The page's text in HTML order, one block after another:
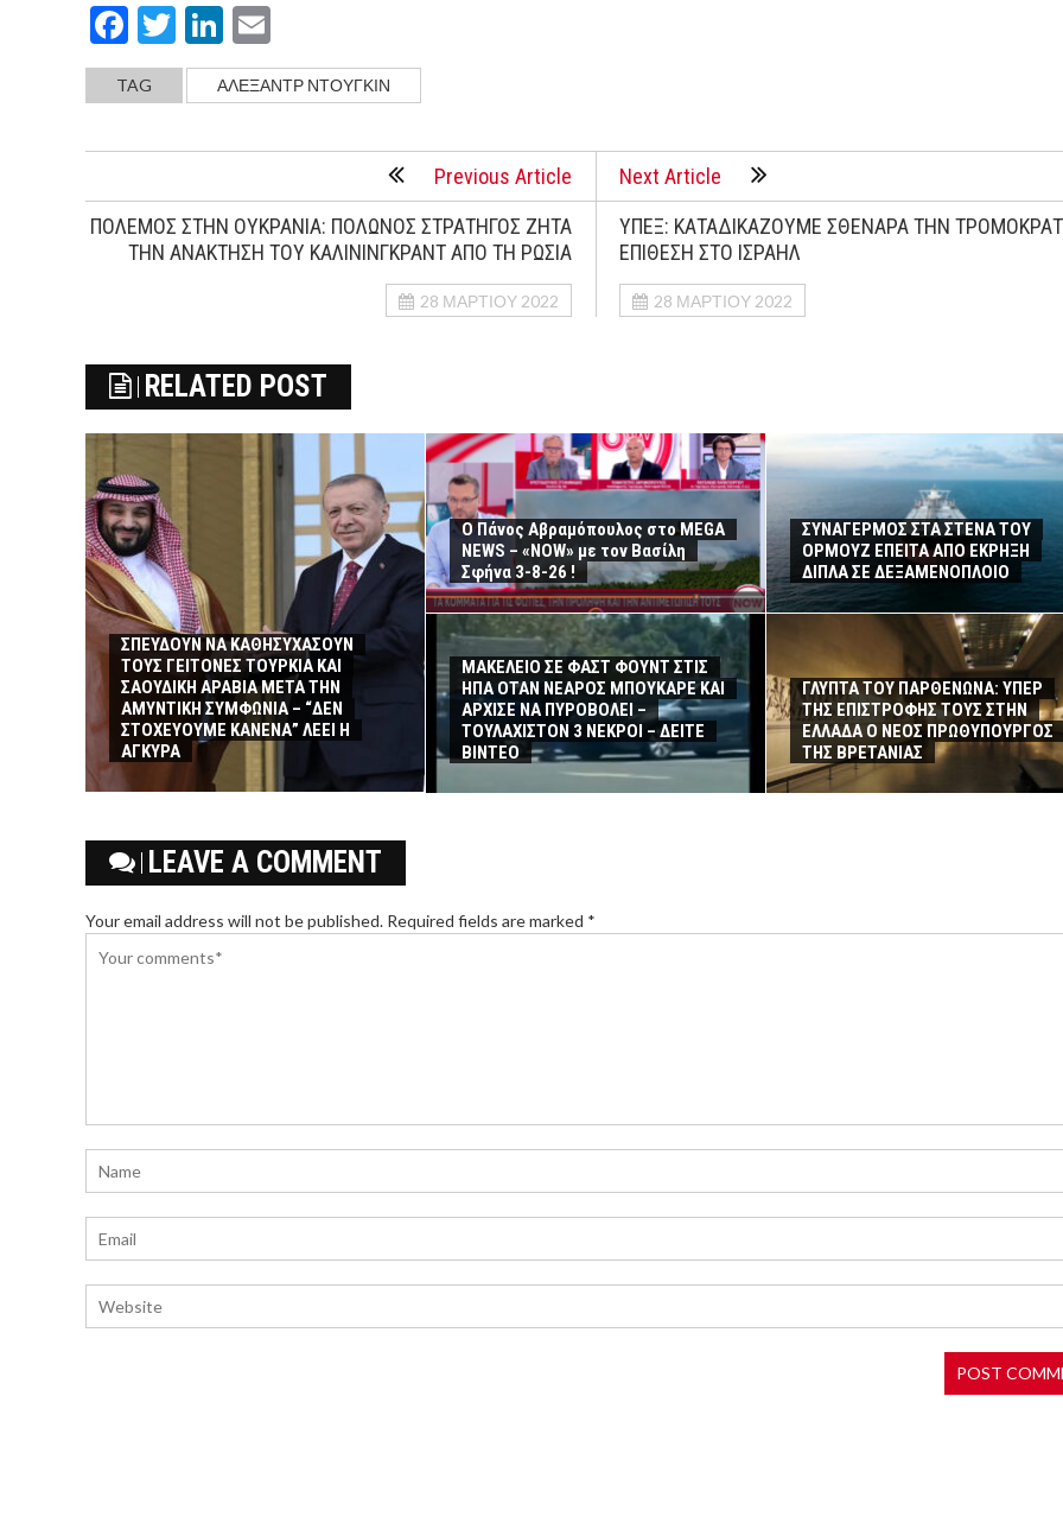
Facebook
TwitterLinkedIn
TAG ΑΛΕΞΑΝΤΡ ΝΤΟΥΓΚΙΝ
Previous Article
ΠΟΛΕΜΟΣ ΣΤΗΝ ΟΥΚΡΑΝΙΑ: ΠΟΛΩΝΟΣ ΣΤΡΑΤΗΓΟΣ ΖΗΤΑ
ΤΗΝ ΑΝΑΚΤΗΣΗ ΤΟΥ ΚΑΛΙΝΙΝΓΚΡΑΝΤ ΑΠΟ ΤΗ ΡΩΣΙΑ
28 ΜΑΡΤΊΟΥ 2022
Next Article
ΥΠΕΞ: ΚΑΤΑΔΙΚΑΖΟΥΜΕ ΣΘΕΝΑΡΑ ΤΗΝ
ΕΠΙΘΕΣΗ ΣΤΟ ΙΣΡΑΗΛ
28 ΜΑΡΤΊΟΥ 2022
RELATED POST
ΣΠΕΥΔΟΥΝ ΝΑ ΚΑΘΗΣΥΧΑΣΟΥΝ
ΤΟΥΣ ΓΕΙΤΟΝΕΣ ΤΟΥΡΚΙΑ ΚΑΙ
ΣΑΟΥΔΙΚΗ ΑΡΑΒΙΑ ΜΕΤΑ ΤΗΝ
ΑΜΥΝΤΙΚΗ ΣΥΜΦΩΝΙΑ – “ΔΕΝ
ΣΤΟΧΕΥΟΥΜΕ ΚΑΝΕΝΑ” ΛΕΕΙ Η
ΑΓΚΥΡΑ
Ο Πάνος Αβραμόπουλος στο MEGA
NEWS – «NOW» με τον Βασίλη
Σφήνα 3-8-26 !
ΣΥΝΑΓΕΡΜΟΣ ΣΤΑ ΣΤΕΝΑ ΤΟΥ
ΟΡΜΟΥΖ ΕΠΕΙΤΑ ΑΠΟ ΕΚΡΗΞΗ
ΔΙΠΛΑ ΣΕ ΔΕΞΑΜΕΝΟΠΛΟΙΟ
ΜΑΚΕΛΕΙΟ ΣΕ ΦΑΣΤ ΦΟΥΝΤ ΣΤΙΣ
ΗΠΑ ΟΤΑΝ ΝΕΑΡΟΣ ΜΠΟΥΚΑΡΕ ΚΑΙ
ΑΡΧΙΣΕ ΝΑ ΠΥΡΟΒΟΛΕΙ –
ΤΟΥΛΑΧΙΣΤΟΝ 3 ΝΕΚΡΟΙ – ΔΕΙΤΕ
ΒΙΝΤΕΟ
ΓΛΥΠΤΑ ΤΟΥ ΠΑΡΘΕΝΩΝΑ: ΥΠΕΡ
ΤΗΣ ΕΠΙΣΤΡΟΦΗΣ ΤΟΥΣ ΣΤΗΝ
ΕΛΛΑΔΑ Ο ΝΕΟΣ ΠΡΩΘΥΠΟΥΡΓΟΣ
ΤΗΣ ΒΡΕΤΑΝΙΑΣ
LEAVE A COMMENT
Your email address will not be published. Required fields are marked *